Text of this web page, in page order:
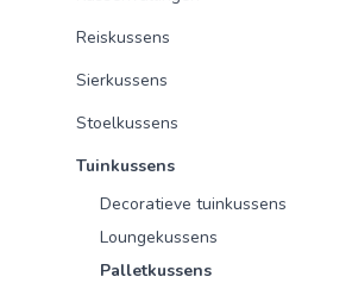
Reiskussens
Sierkussens
Stoelkussens
Tuinkussens
Decoratieve tuinkussens
Loungekussens
Palletkussens